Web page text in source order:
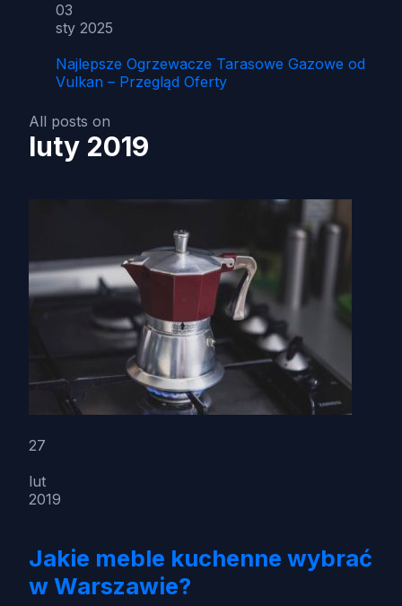
03
sty 2025
Najlepsze Ogrzewacze Tarasowe Gazowe od
Vulkan – Przegląd Oferty
All posts on
luty 2019
27
lut
2019
Jakie meble kuchenne wybrać
w Warszawie?